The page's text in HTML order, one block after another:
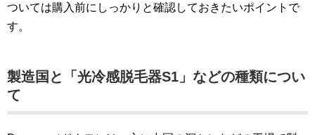
ついては購入前にしっかりと確認しておきたいポイントで
す。
製造国と「光冷感脱毛器S1」などの種類につい
て